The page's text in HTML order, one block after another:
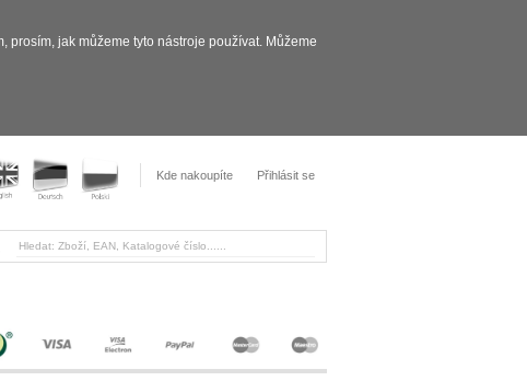
prosím, jak můžeme tyto nástroje používat. Můžeme
Kde nakoupíte Přihlásit se